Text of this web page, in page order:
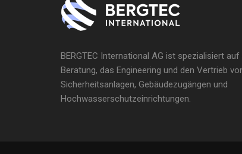
BERGTEC International AG ist spezialisiert auf
Beratung, das Engineering und den Vertrieb
Sicherheitsanlagen, Gebäudezugängen und
Hochwasserschutzeinrichtungen.